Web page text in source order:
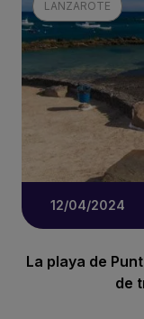
LANZAROTE
12/04/2024
La playa de
de